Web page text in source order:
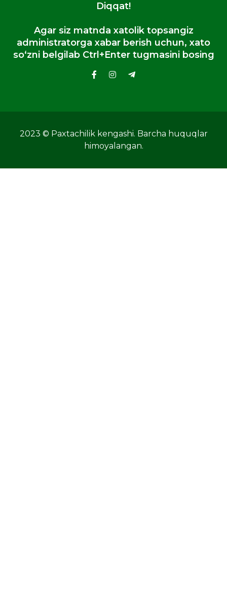
Diqqat!
Agar siz matnda xatolik topsangiz
administratorga xabar berish uchun, xato
so‘zni belgilab Ctrl+Enter tugmasini bosing
2023 © Paxtachilik kengashi. Barcha huquqlar
himoyalangan.